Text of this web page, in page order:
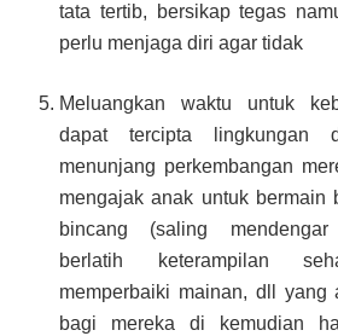
tata tertib, bersikap tegas
perlu menjaga diri agar tidak
Meluangkan waktu untuk
dapat tercipta lingkungan
menunjang perkembangan
mengajak anak untuk bermain
bincang (saling
berlatih keterampilan
memperbaiki mainan, dll yang
bagi mereka di kemudian